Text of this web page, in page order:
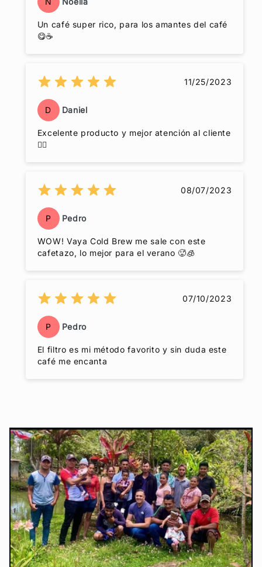
Un café super rico, para los amantes del café
😋☕
11/25/2023
D Daniel
Excelente producto y mejor atención al cliente
👍🏽
08/07/2023
P Pedro
WOW! Vaya Cold Brew me sale con este
cafetazo, lo mejor para el verano 🥵🧊
07/10/2023
P Pedro
El filtro es mi método favorito y sin duda este
café me encanta